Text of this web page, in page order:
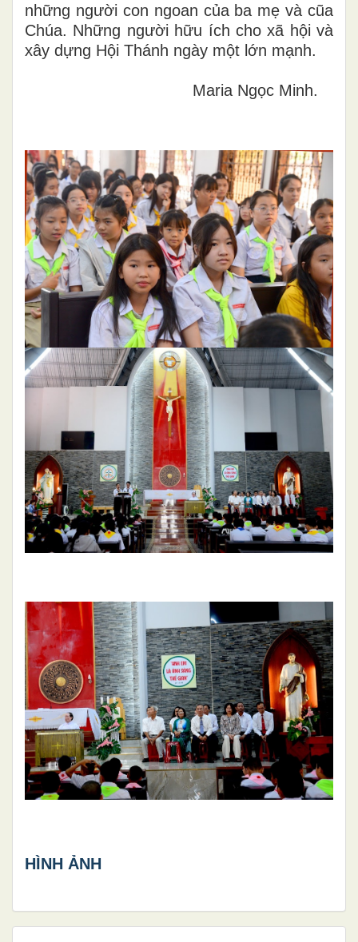
những người con ngoan của ba mẹ và cũa
Chúa. Những người hữu ích cho xã hội và
xây dựng Hội Thánh ngày một lớn mạnh.
Maria Ngọc Minh.
HÌNH ẢNH